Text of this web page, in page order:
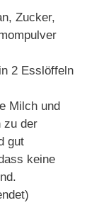
Zucker,
2 Esslöffeln
Milch und
zu der
gut
keine